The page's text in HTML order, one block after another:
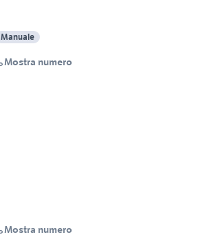
Manuale
Mostra numero
Mostra numero